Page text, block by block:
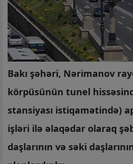
Bakı şəhəri, Nərimanov
körpüsünün tunel
stansiyası istiqamətində)
işləri ilə əlaqədar olaraq
daşlarının və səki